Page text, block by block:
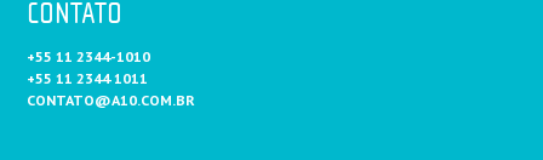
CONTATO
+55 11 2344-1010
+55 11 2344 1011
CONTATO@A10.COM.BR